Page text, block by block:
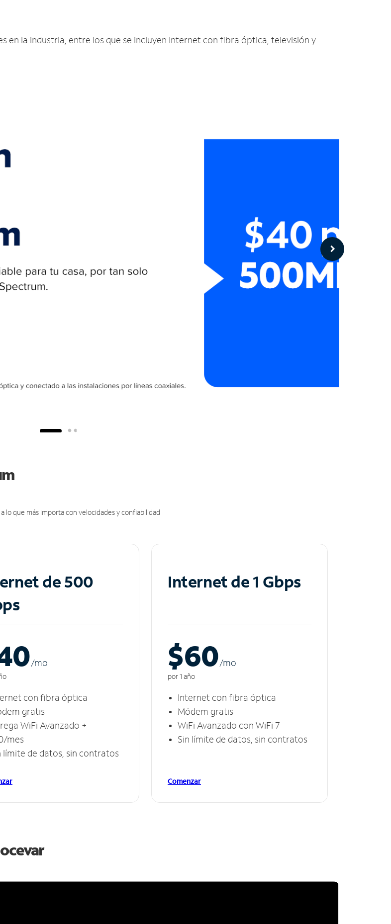
en la industria, entre los que se incluyen Internet con fibra óptica, televisión y
que más importa con velocidades y confiabilidad
de 500
/mo
con fibra óptica
gratis
WiFi Avanzado +
mes
límite de datos, sin contratos
Internet de 1 Gbps
$60/mo
por 1 año
Internet con fibra óptica
Módem gratis
WiFi Avanzado con WiFi 7
Sin límite de datos, sin contratos
Comenzar